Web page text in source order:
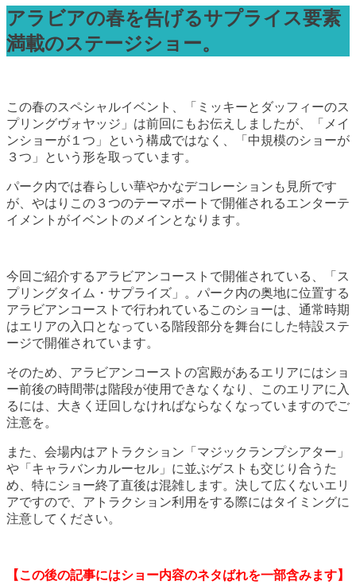
アラビアの春を告げるサプライス要素
満載のステージショー。
この春のスペシャルイベント、「ミッキーとダッフィーのス
プリングヴォヤッジ」は前回にもお伝えしましたが、「メイ
ンショーが１つ」という構成ではなく、「中規模のショーが
３つ」という形を取っています。
パーク内では春らしい華やかなデコレーションも見所です
が、やはりこの３つのテーマポートで開催されるエンターテ
イメントがイベントのメインとなります。
今回ご紹介するアラビアンコーストで開催されている、「ス
プリングタイム・サプライズ」。パーク内の奥地に位置する
アラビアンコーストで行われているこのショーは、通常時期
はエリアの入口となっている階段部分を舞台にした特設ステ
ージで開催されています。
そのため、アラビアンコーストの宮殿があるエリアにはショ
ー前後の時間帯は階段が使用できなくなり、このエリアに入
るには、大きく迂回しなければならなくなっていますのでご
注意を。
また、会場内はアトラクション「マジックランプシアター」
や「キャラバンカルーセル」に並ぶゲストも交じり合うた
め、特にショー終了直後は混雑します。決して広くないエリ
アですので、アトラクション利用をする際にはタイミングに
注意してください。
【この後の記事にはショー内容のネタばれを一部含みます】